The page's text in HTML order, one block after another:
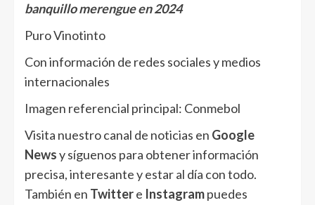
banquillo merengue en 2024
Puro Vinotinto
Con información de redes sociales y medios
internacionales
Imagen referencial principal: Conmebol
Visita nuestro canal de noticias en Google
Newsy síguenos para obtener información
precisa, interesante y estar al día con todo.
También en Twittere Instagrampuedes